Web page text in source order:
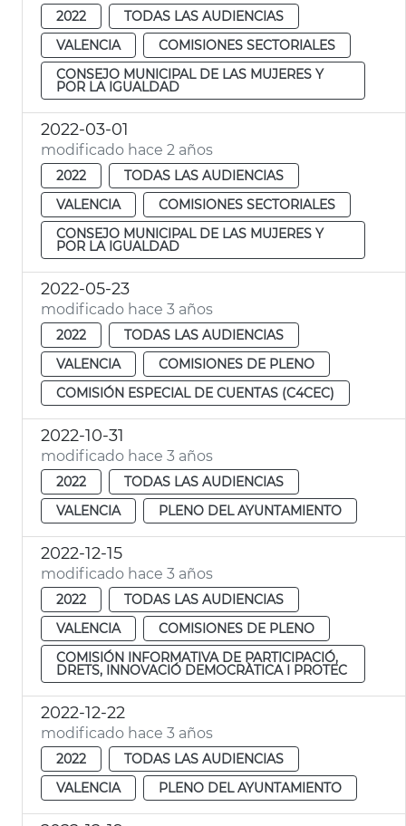
2022
TODAS LAS AUDIENCIAS
VALENCIA
COMISIONES SECTORIALES
CONSEJO MUNICIPAL DE LAS MUJERES Y
POR LA IGUALDAD
2022-03-01
modificado hace 2 años
2022
TODAS LAS AUDIENCIAS
VALENCIA
COMISIONES SECTORIALES
CONSEJO MUNICIPAL DE LAS MUJERES Y
POR LA IGUALDAD
2022-05-23
modificado hace 3 años
2022
TODAS LAS AUDIENCIAS
VALENCIA
COMISIONES DE PLENO
COMISIÓN ESPECIAL DE CUENTAS (C4CEC)
2022-10-31
modificado hace 3 años
2022
TODAS LAS AUDIENCIAS
VALENCIA
PLENO DEL AYUNTAMIENTO
2022-12-15
modificado hace 3 años
2022
TODAS LAS AUDIENCIAS
VALENCIA
COMISIONES DE PLENO
COMISIÓN INFORMATIVA DE PARTICIPACIÓ,
DRETS, INNOVACIÓ DEMOCRÀTICA I PROTEC
2022-12-22
modificado hace 3 años
2022
TODAS LAS AUDIENCIAS
VALENCIA
PLENO DEL AYUNTAMIENTO